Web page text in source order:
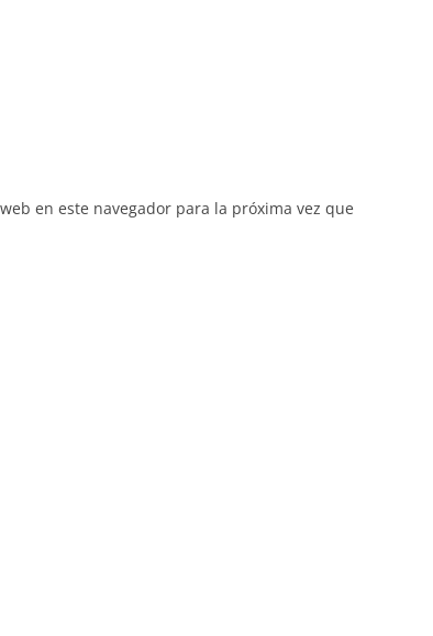
en este navegador para la próxima vez que